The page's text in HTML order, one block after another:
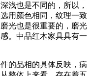
浅也是不同的，所以，
用颜色相同，纹理一致
光也是很重要的，磨光
。中品红木家具具有一
的品相的具体反映，病